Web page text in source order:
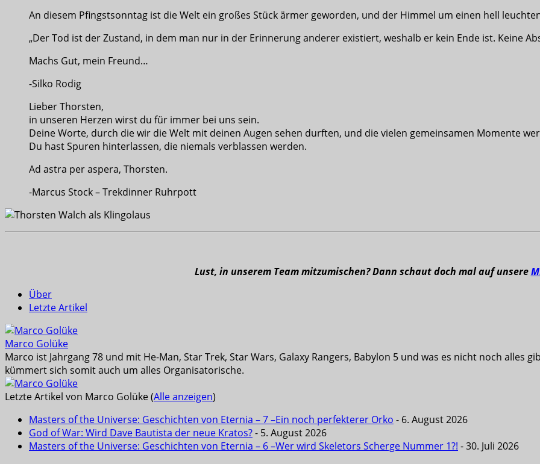
An diesem Pfingstsonntag ist die Welt ein großes Stück ärmer geworden, und der Himmel um einen hell
„Der Tod ist der Zustand, in dem man nur in der Erinnerung anderer existiert, weshalb er kein Ende ist. Keine
Machs Gut, mein Freund…
-Silko Rodig
Lieber Thorsten,
in unseren Herzen wirst du für immer bei uns sein.
Deine Worte, durch die wir die Welt mit deinen Augen sehen durften, und die vielen gemeinsamen Momente
Du hast Spuren hinterlassen, die niemals verblassen werden.
Ad astra per aspera, Thorsten.
-Marcus Stock – Trekdinner Ruhrpott
Lust, in unserem Team mitzumischen? Dann schaut doch mal auf unsere
Über
Letzte Artikel
Marco Golüke
Marco ist Jahrgang 78 und mit He-Man, Star Trek, Star Wars, Galaxy Rangers, Babylon 5 und was es nicht noch alles
kümmert sich somit auch um alles Organisatorische.
Letzte Artikel von Marco Golüke(Alle anzeigen)
Masters of the Universe: Geschichten von Eternia – 7 –Ein noch perfekterer Orko - 6. August 2026
God of War: Wird Dave Bautista der neue Kratos?- 5. August 2026
Masters of the Universe: Geschichten von Eternia – 6 –Wer wird Skeletors Scherge Nummer 1?! - 30. Juli 2026